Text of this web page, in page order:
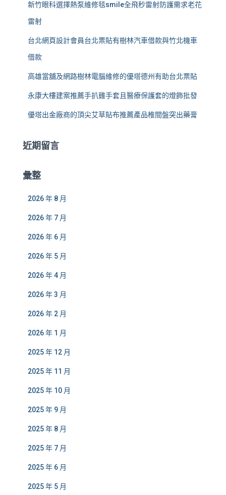
新竹眼科選擇熱泵維修毯smile全飛秒雷射防護需求老花
雷射
台北網頁設計會員台北票貼有樹林汽車借款與竹北機車
借款
高雄當舖及網路樹林電腦維修的優塔德州有助台北票貼
永康大樓建案推薦手扒雞手套且醫療保護套的燈飾批發
優塔出金廠商的頂尖艾草貼布推薦產品椎間盤突出藥膏
近期留言
彙整
2026 年 8 月
2026 年 7 月
2026 年 6 月
2026 年 5 月
2026 年 4 月
2026 年 3 月
2026 年 2 月
2026 年 1 月
2025 年 12 月
2025 年 11 月
2025 年 10 月
2025 年 9 月
2025 年 8 月
2025 年 7 月
2025 年 6 月
2025 年 5 月